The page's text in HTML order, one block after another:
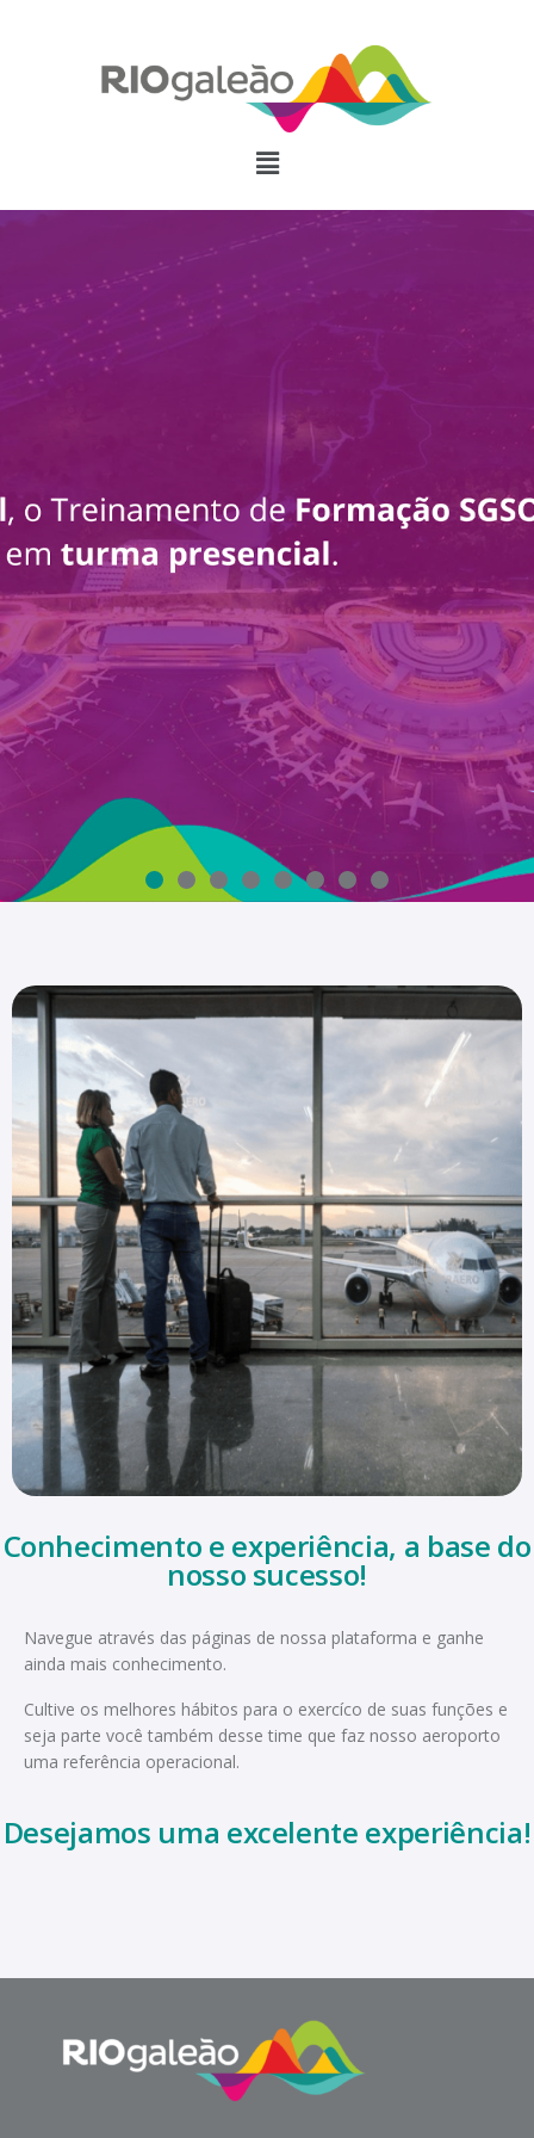
Conhecimento e experiência, a base do
nosso sucesso!
Navegue através das páginas de nossa plataforma e ganhe
ainda mais conhecimento.
Cultive os melhores hábitos para o exercíco de suas funções e
seja parte você também desse time que faz nosso aeroporto
uma referência operacional.
Desejamos uma excelente experiência!